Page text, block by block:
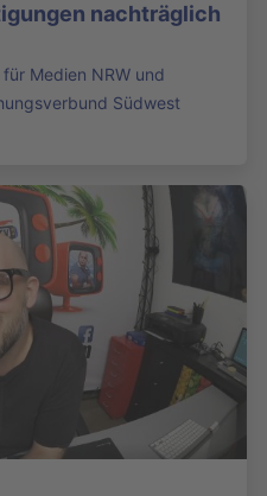
nachträglich
Medien NRW und
Südwest